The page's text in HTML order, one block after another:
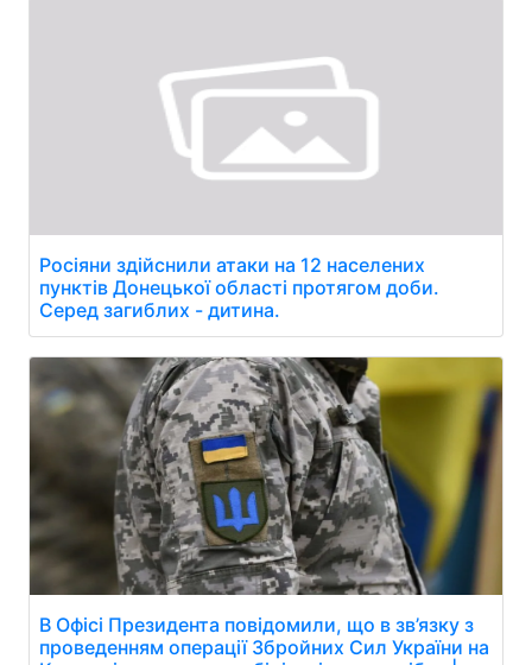
Росіяни здійснили атаки на 12 населених
пунктів Донецької області протягом доби.
Серед загиблих - дитина.
В Офісі Президента повідомили, що в зв’язку з
проведенням операції Збройних Сил України на